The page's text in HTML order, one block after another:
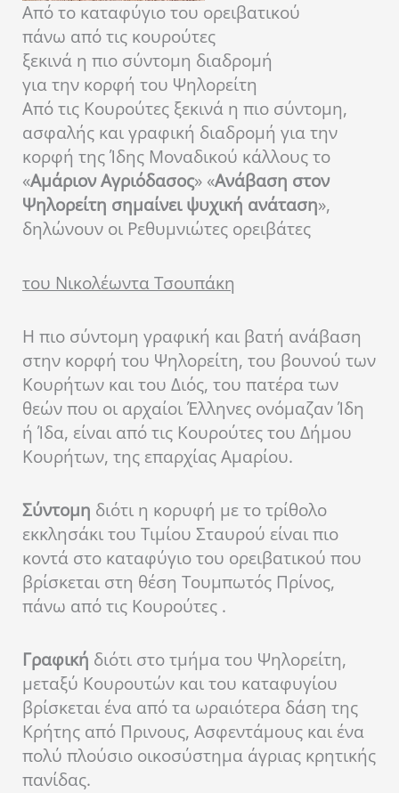
Από το καταφύγιο του ορειβατικού
πάνω από τις κουρούτες
ξεκινά η πιο σύντομη διαδρομή
για την κορφή του Ψηλορείτη
Από τις Κουρούτες ξεκινά η πιο σύντομη,
ασφαλής και γραφική διαδρομή για την
κορφή της Ίδης Μοναδικού κάλλους το
«Αμάριον Αγριόδασος» «Ανάβαση στον
Ψηλορείτη σημαίνει ψυχική ανάταση»,
δηλώνουν οι Ρεθυμνιώτες ορειβάτες
του Νικολέωντα Τσουπάκη
Η πιο σύντομη γραφική και βατή ανάβαση
στην κορφή του Ψηλορείτη, του βουνού των
Κουρήτων και του Διός, του πατέρα των
θεών που οι αρχαίοι Έλληνες ονόμαζαν Ίδη
ή Ίδα, είναι από τις Κουρούτες του Δήμου
Κουρήτων, της επαρχίας Αμαρίου.
Σύντομη διότι η κορυφή με το τρίθολο
εκκλησάκι του Τιμίου Σταυρού είναι πιο
κοντά στο καταφύγιο του ορειβατικού που
βρίσκεται στη θέση Τουμπωτός Πρίνος,
πάνω από τις Κουρούτες .
Γραφική διότι στο τμήμα του Ψηλορείτη,
μεταξύ Κουρουτών και του καταφυγίου
βρίσκεται ένα από τα ωραιότερα δάση της
Κρήτης από Πρινους, Ασφεντάμους και ένα
πολύ πλούσιο οικοσύστημα άγριας κρητικής
πανίδας.